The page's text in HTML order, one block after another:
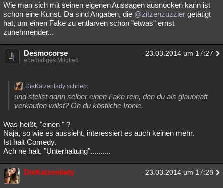
Wie man sich mit seinen eigenen Aussagen ausnocken kann ist
schon eine Kunst. Da sind Angaben, die @zitzenzuzzler getätigt
hat, um einen Fake zu entlarven schon "etwas" ernst
zunehmender...
Desmocorse 23.03.2014 um 17:27
ehemaliges Mitglied
DieKatzenlady schrieb:
und stellst dann selber einen Fake rein, den du als glaubhaft
verkaufen willst? Oh du köstliche Ironie.
Was heißt, "einen " ?
Naja, so wie es aussieht, interessiert es auch keinen mehr.
Ist halt Comedy.
Ach ne halt, "Unterhaltung"...........
DieKatzenlady 23.03.2014 um 17:28